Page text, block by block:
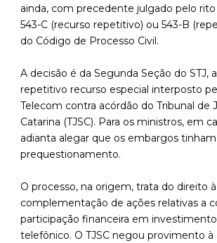
ainda, com precedente julgado pelo
543-C (recurso repetitivo) ou 543-B
do Código de Processo Civil.
A decisão é da Segunda Seção do STJ,
repetitivo recurso especial interposto
Telecom contra acórdão do Tribunal de
Catarina (TJSC). Para os ministros, em
adianta alegar que os embargos
prequestionamento.
O processo, na origem, trata do direito à
complementação de ações relativas a
participação financeira em
telefônico. O TJSC negou provimento à